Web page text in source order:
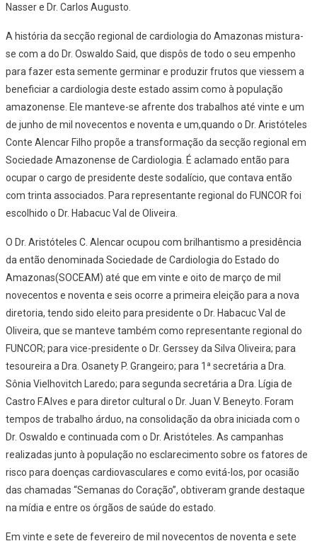
Nasser e Dr. Carlos Augusto.
A história da secção regional de cardiologia do Amazonas mistura-
se com a do Dr. Oswaldo Said, que dispôs de todo o seu empenho
para fazer esta semente germinar e produzir frutos que viessem a
beneficiar a cardiologia deste estado assim como à população
amazonense. Ele manteve-se afrente dos trabalhos até vinte e um
de junho de mil novecentos e noventa e um,quando o Dr. Aristóteles
Conte Alencar Filho propõe a transformação da secção regional em
Sociedade Amazonense de Cardiologia. É aclamado então para
ocupar o cargo de presidente deste sodalício, que contava então
com trinta associados. Para representante regional do FUNCOR foi
escolhido o Dr. Habacuc Val de Oliveira.
O Dr. Aristóteles C. Alencar ocupou com brilhantismo a presidência
da então denominada Sociedade de Cardiologia do Estado do
Amazonas(SOCEAM) até que em vinte e oito de março de mil
novecentos e noventa e seis ocorre a primeira eleição para a nova
diretoria, tendo sido eleito para presidente o Dr. Habacuc Val de
Oliveira, que se manteve também como representante regional do
FUNCOR; para vice-presidente o Dr. Gerssey da Silva Oliveira; para
tesoureira a Dra. Osanety P. Grangeiro; para 1ª secretária a Dra.
Sônia Vielhovitch Laredo; para segunda secretária a Dra. Lígia de
Castro F.Alves e para diretor cultural o Dr. Juan V. Beneyto. Foram
tempos de trabalho árduo, na consolidação da obra iniciada com o
Dr. Oswaldo e continuada com o Dr. Aristóteles. As campanhas
realizadas junto à população no esclarecimento sobre os fatores de
risco para doenças cardiovasculares e como evitá-los, por ocasião
das chamadas “Semanas do Coração”, obtiveram grande destaque
na mídia e entre os órgãos de saúde do estado.
Em vinte e sete de fevereiro de mil novecentos de noventa e sete